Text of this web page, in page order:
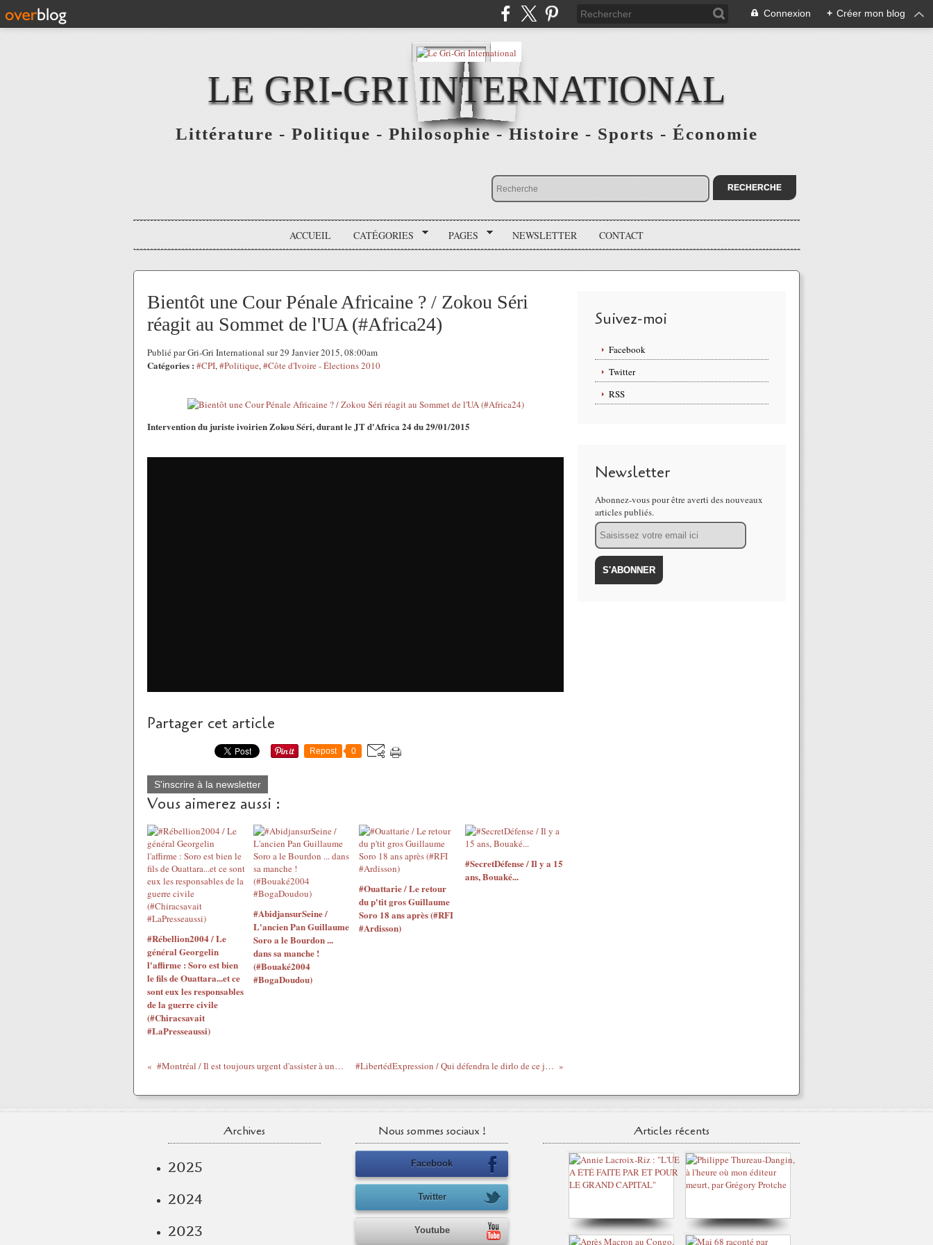
Connexion + Créer mon blog
LE GRI-GRI INTERNATIONAL
Littérature - Politique - Philosophie - Histoire - Sports - Économie
ACCUEIL CATÉGORIES PAGES NEWSLETTER CONTACT
Bientôt une Cour Pénale Africaine ? / Zokou Séri
réagit au Sommet de l'UA (#Africa24)
Publié par Gri-Gri International sur 29 Janvier 2015, 08:00am
Catégories : #CPI,#Politique,#Côte d'Ivoire - Élections 2010
Intervention du juriste ivoirien Zokou Séri, durant le JT d'Africa 24 du 29/01/2015
Partager cet article
Repost 0
S'inscrire à la newsletter
Vous aimerez aussi :
#Rébellion2004 / Le
général Georgelin
l'affirme : Soro est bien
le fils de Ouattara...et ce
sont eux les responsables
de la guerre civile
(#Chiracsavait
#LaPresseaussi)
#AbidjansurSeine /
L'ancien Pan Guillaume
Soro a le Bourdon ...
dans sa manche !
(#Bouaké2004
#BogaDoudou)
#Ouattarie / Le retour
du p'tit gros Guillaume
Soro 18 ans après (#RFI
#Ardisson)
#SecretDéfense / Il y a 15
ans, Bouaké...
#Montréal / Il est toujours urgent d'assister à une Causerie sur Césaire (& Glissant) #LibertédExpression / Qui défendra le dirlo de ce journal marocain ? (#CharlieHebdo)
Suivez-moi
Facebook
Twitter
RSS
Newsletter
Abonnez-vous pour être averti des nouveaux
articles publiés.
Email
Archives
2025
2024
2023
Nous sommes sociaux !
Facebook
Twitter
Youtube
Articles récents